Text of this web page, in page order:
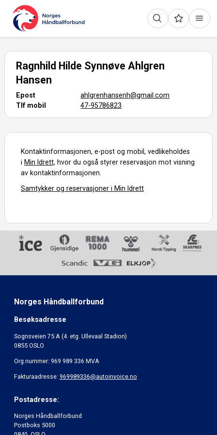
Ragnhild Hilde Synnøve Ahlgren
Hansen
Epost
ahlgrenhansenh@gmail.com
Tlf mobil
47-95786823
Kontaktinformasjonen, e-post og mobil, vedlikeholdes
i Min Idrett, hvor du også styrer reservasjon mot visning
av kontaktinformasjonen.
Samtykker og reservasjoner i Min Idrett
Norges Håndballforbund
Besøksadresse
Sognsveien 75 A (4. etg. Ullevaal Stadion)
0855 OSLO
Org.nummer: 969 989 336 MVA
Fakturaadresse: 969989336@autoinvoice.no
Postadresse:
Norges Håndballforbund
Postboks 5000